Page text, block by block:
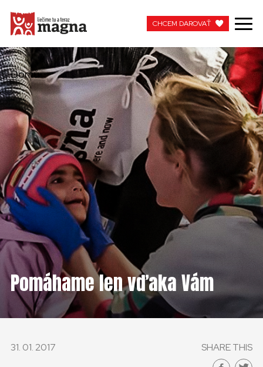
CHCEM DAROVAŤ
MOJA MAGNA
PRACUJTE S NAMI
CHCEM DAROVAŤ
Domů
Pomáhame len vďaka Vám
31. 01. 2017 SHARE THIS